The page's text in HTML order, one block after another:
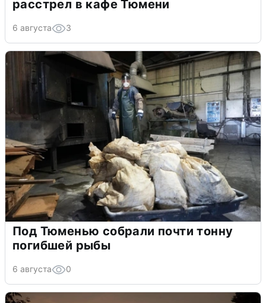
расстрел в кафе Тюмени
6 августа 3
Под Тюменью собрали почти тонну
погибшей рыбы
6 августа 0